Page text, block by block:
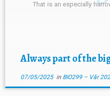
That is an especially
Always part of the
07/05/2025in BIO299 – Vår